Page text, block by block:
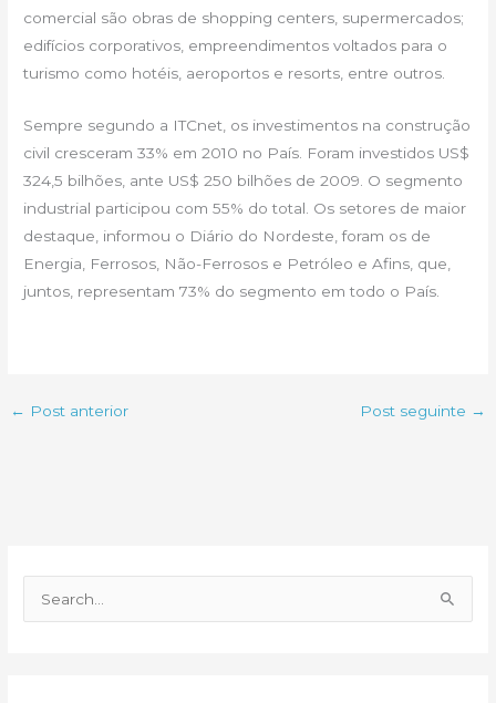
comercial são obras de shopping centers, supermercados;
edifícios corporativos, empreendimentos voltados para o
turismo como hotéis, aeroportos e resorts, entre outros.
Sempre segundo a ITCnet, os investimentos na construção
civil cresceram 33% em 2010 no País. Foram investidos US$
324,5 bilhões, ante US$ 250 bilhões de 2009. O segmento
industrial participou com 55% do total. Os setores de maior
destaque, informou o Diário do Nordeste, foram os de
Energia, Ferrosos, Não-Ferrosos e Petróleo e Afins, que,
juntos, representam 73% do segmento em todo o País.
← Post anterior Post seguinte →
e